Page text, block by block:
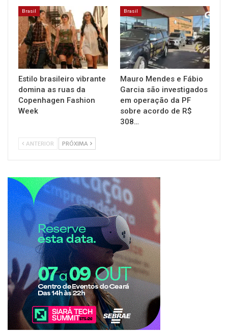
Brasil
Estilo brasileiro vibrante
domina as ruas da
Copenhagen Fashion
Week
Brasil
Mauro Mendes e Fábio
Garcia são investigados
em operação da PF
sobre acordo de R$
308…
ANTERIOR PRÓXIMA